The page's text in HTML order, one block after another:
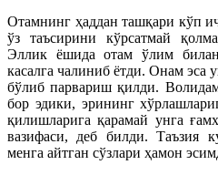
Отамнинг ҳаддан ташқари кўп
ўз таъсирини кўрсатмай
Эллик ёшида отам ўлим
касалга чалиниб ётди. Онам эса
бўлиб парвариш қилди.
бор эдики, эрининг
қилишларига қарамай унга
вазифаси, деб билди. Таъзия
менга айтган сўзлари ҳамон